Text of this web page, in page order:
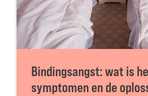
Bindingsangst: wat is
symptomen en de